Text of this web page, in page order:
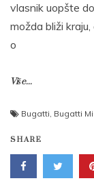
vlasnik uopšte
možda bliži
o
Više...
Bugatti, Bugatti
SHARE